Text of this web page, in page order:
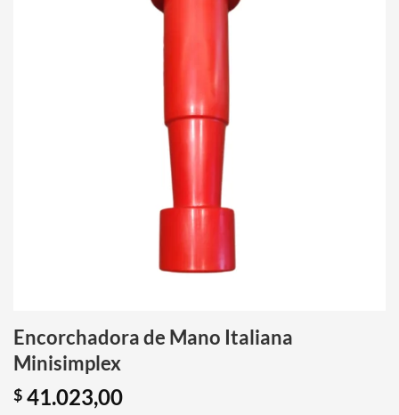
Encorchadora de Mano Italiana
Minisimplex
$ 41.023,00